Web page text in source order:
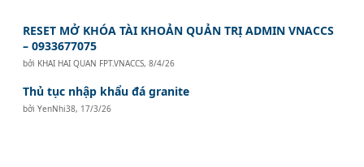
RESET MỞ KHÓA TÀI KHOẢN QUẢN TRỊ ADMIN VNACCS
– 0933677075
bởi KHAI HAI QUAN FPT.VNACCS,8/4/26
Thủ tục nhập khẩu đá granite
bởiYenNhi38, 17/3/26